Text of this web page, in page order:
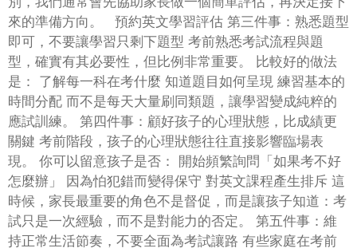
來的準備方向。 預約英文學習評估 第三件事：熟悉題型
即可，不要讓學習只剩下題型 考前熟悉考試流程與題
型，確實有其必要性，但比例非常重要。 比較好的做法
是： 了解每一科在考什麼 知道題目如何呈現 練習基本的
時間分配 而不是每天大量刷同類題，讓學習變成純粹的
應試訓練。 第四件事：顧好孩子的心理狀態，比成績更
關鍵 考前階段，孩子的心理狀態往往直接影響臨場表
現。 你可以留意孩子是否： 開始頻繁詢問「如果考不好
怎麼辦」 因為怕犯錯而變得保守 對英文課程產生排斥 這
時候，家長最重要的角色不是督促，而是讓孩子知道：考
試只是一次經驗，而不是對能力的否定。 第五件事：維
持正常生活節奏，不要全面為考試讓路 有些家庭在考前